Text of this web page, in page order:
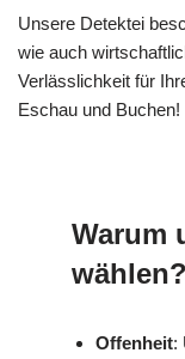
Unsere Detektei
wie auch
Verlässlichkeit für
Eschau und Buchen!
Warum
wählen?
Offenheit: